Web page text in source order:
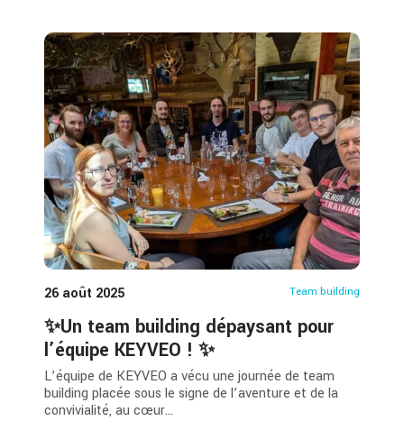
26 août 2025 Team building
✨Un team building dépaysant pour
l’équipe KEYVEO ! ✨
L’équipe de KEYVEO a vécu une journée de team
building placée sous le signe de l’aventure et de la
convivialité, au cœur...